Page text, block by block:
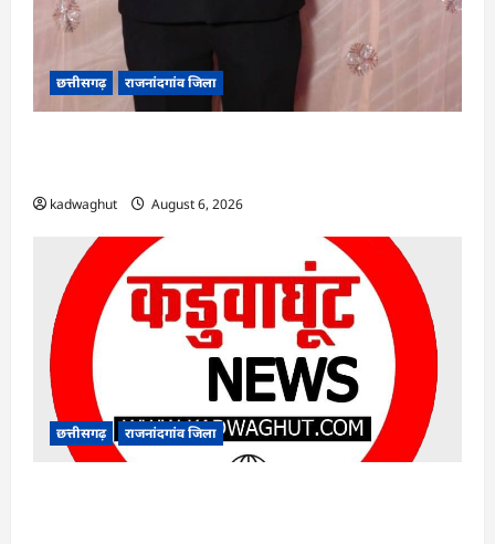
छत्तीसगढ़ राजनांदगांव जिला
kadwaghut August 6, 2026
छत्तीसगढ़ राजनांदगांव जिला